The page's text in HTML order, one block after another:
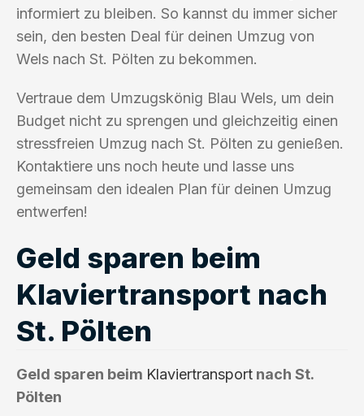
informiert zu bleiben. So kannst du immer sicher
sein, den besten Deal für deinen Umzug von
Wels nach St. Pölten zu bekommen.
Vertraue dem Umzugskönig Blau Wels, um dein
Budget nicht zu sprengen und gleichzeitig einen
stressfreien Umzug nach St. Pölten zu genießen.
Kontaktiere uns noch heute und lasse uns
gemeinsam den idealen Plan für deinen Umzug
entwerfen!
Geld sparen beim
Klaviertransport nach
St. Pölten
Geld sparen beim Klaviertransport nach St.
Pölten